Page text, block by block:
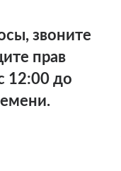
В
В
ПАЦИЕНТА.
звоните
прав
12:00 до